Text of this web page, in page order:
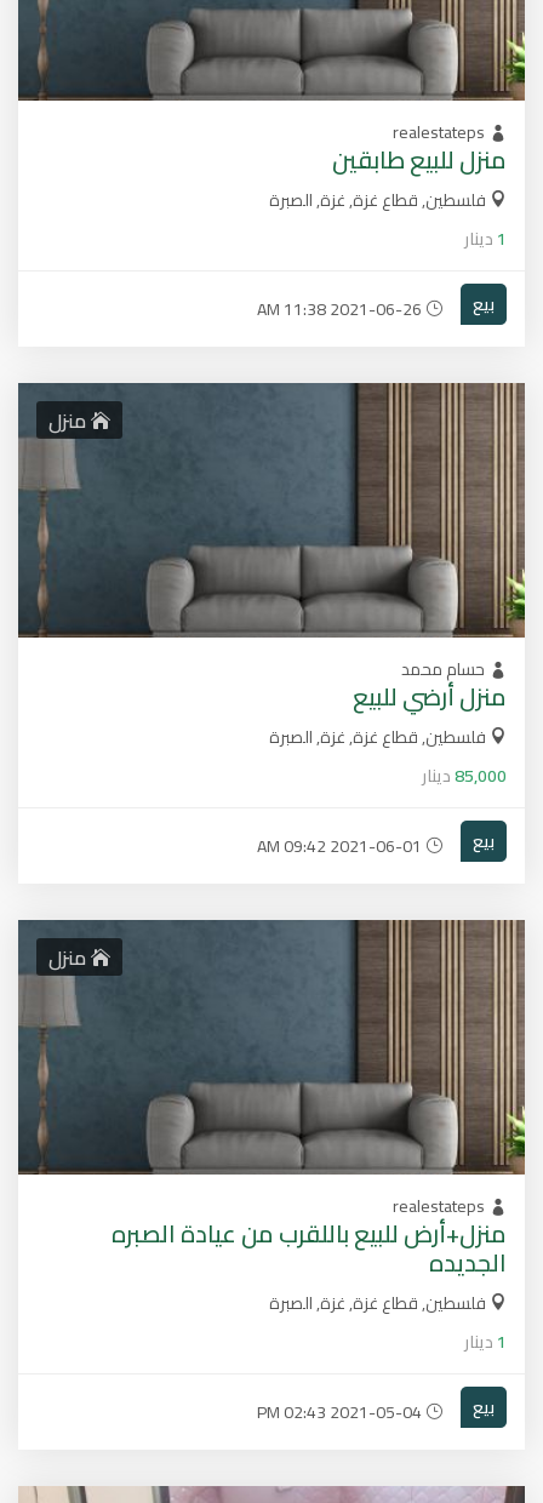
realestateps
منزل للبيع طابقين
فلسطين, قطاع غزة, غزة, الصبرة
1دينار
بيع
منزل
حسام محمد
منزل أرضي للبيع
فلسطين, قطاع غزة, غزة, الصبرة
85,000دينار
بيع
منزل
realestateps
منزل+أرض للبيع باللقرب من عيادة الصبره
الجديده
فلسطين, قطاع غزة, غزة, الصبرة
1دينار
بيع